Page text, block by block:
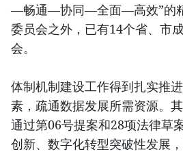
—畅通—协同—全面—高效”的
委员会之外，已有14个省、市
会。
体制机制建设工作得到扎实推
素，疏通数据发展所需资源。
通过第06号提案和28项法律草
创新、数字化转型突破性发展